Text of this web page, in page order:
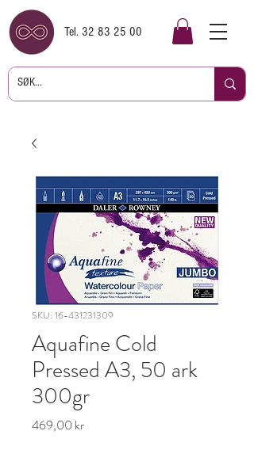
Tel. 32 83 25 00
SKU: 16-431231309
Aquafine Cold
Pressed A3, 50 ark
300gr
469,00 krPris